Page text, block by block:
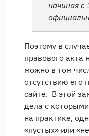
начиная с
Поэтому в
правового акта
можно в том
отсутствию его
сайте. В этой
дела с
на практике,
«пустых» или